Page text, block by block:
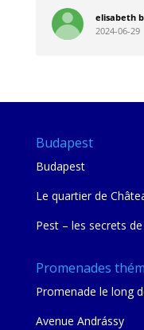
pour les
nous étions
elisabeth b
2024-06-29
Budapest
Budapest
Le quartier de
Pest – les secrets
Promenades
Promenade le long
Avenue Andrássy